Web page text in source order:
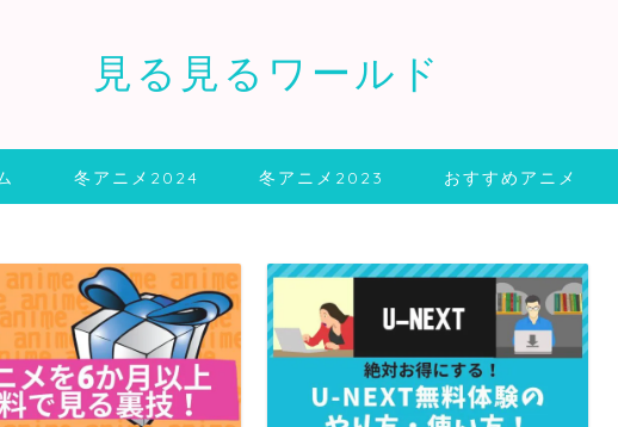
見る見るワールド
冬アニメ2024 冬アニメ2023 おすすめアニメ